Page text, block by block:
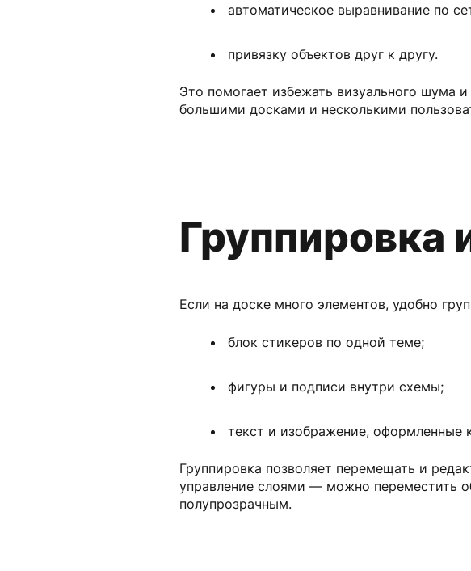
автоматическое выравнивание по
привязку объектов друг к другу.
Это помогает избежать визуального шума
большими досками и несколькими
Группировка
Если на доске много элементов, удобно
блок стикеров по одной теме;
фигуры и подписи внутри схемы;
текст и изображение, оформленные
Группировка позволяет перемещать и
управление слоями — можно переместить
полупрозрачным.